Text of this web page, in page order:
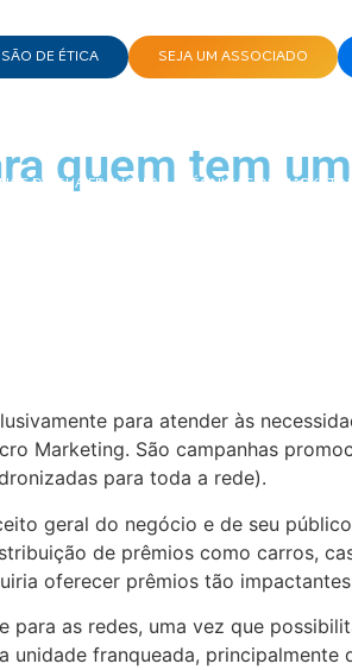
DE ÉTICA SEJA UM ASSOCIADO
DA SUA FRANQUIA | TÉCNICAS DE
quem tem
para atender às
Marketing. São campanhas
para toda a rede).
geral do negócio e de seu
de prêmios como carros,
oferecer prêmios tão
as redes, uma vez que
unidade franqueada,